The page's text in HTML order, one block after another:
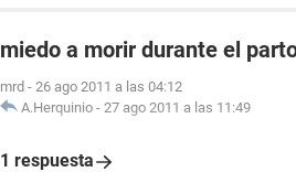
miedo a morir durante el
mrd - 26 ago 2011 a las 04:12
A.Herquinio - 27 ago 2011 a las 11:49
1 respuesta